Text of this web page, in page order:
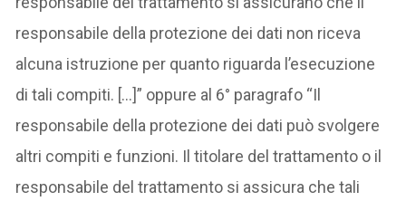
responsabile della protezione dei dati non riceva
alcuna istruzione per quanto riguarda l’esecuzione
di tali compiti. […]” oppure al 6° paragrafo “Il
responsabile della protezione dei dati può svolgere
altri compiti e funzioni. Il titolare del trattamento o il
responsabile del trattamento si assicura che tali